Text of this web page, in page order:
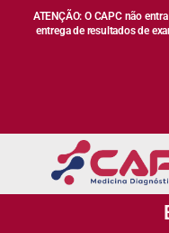
ATENÇÃO: O CAPC não
entrega de resultados de